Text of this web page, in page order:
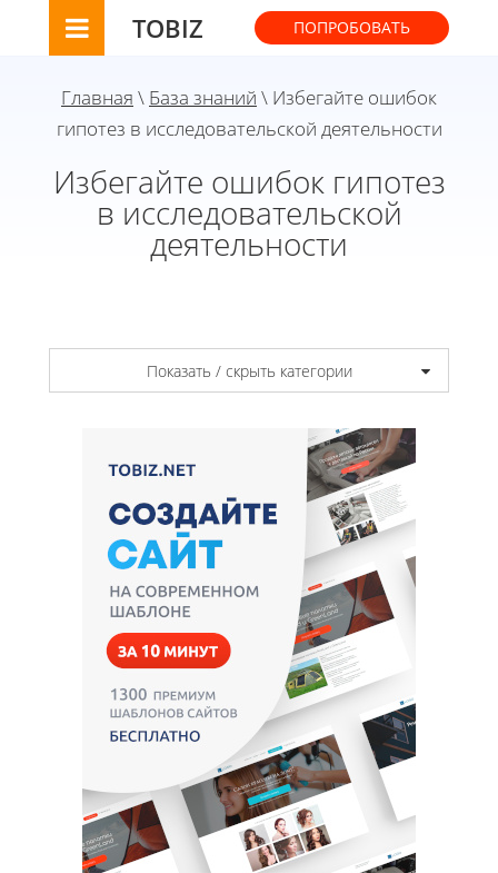
TOBIZ ПОПРОБОВАТЬ
Главная \ База знаний \ Избегайте ошибок
гипотез в исследовательской деятельности
Избегайте ошибок гипотез
в исследовательской
деятельности
Показать / скрыть категории